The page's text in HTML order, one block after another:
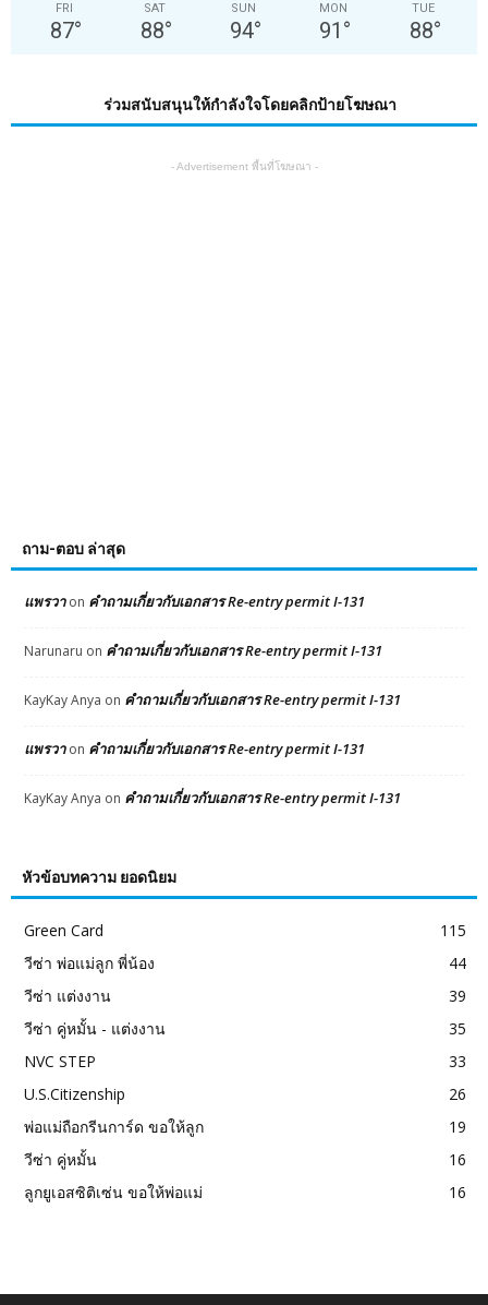
FRI
87°
SAT
88°
SUN
94°
MON
91 °
TUE
88°
ร่วมสนับสนุนให้กำลังใจโดยคลิกป้ายโฆษณา
- Advertisement พื้นที่โฆษณา -
ถาม-ตอบ ล่าสุด
แพรวาon คำถามเกี่ยวกับเอกสาร Re-entry permit I-131
Narunaru on คำถามเกี่ยวกับเอกสาร Re-entry permit I-131
KayKay Anya on คำถามเกี่ยวกับเอกสาร Re-entry permit I-131
แพรวาon คำถามเกี่ยวกับเอกสาร Re-entry permit I-131
KayKay Anya on คำถามเกี่ยวกับเอกสาร Re-entry permit I-131
หัวข้อบทความ ยอดนิยม
Green Card
115
วีซ่า พ่อแม่ลูก พี่น้อง
44
วีซ่า แต่งงาน
39
วีซ่า คู่หมั้น - แต่งงาน
35
NVC STEP
33
U.S.Citizenship
26
พ่อแม่ถือกรีนการ์ด ขอให้ลูก
19
วีซ่า คู่หมั้น
16
ลูกยูเอสซิติเซ่น ขอให้พ่อแม่
16